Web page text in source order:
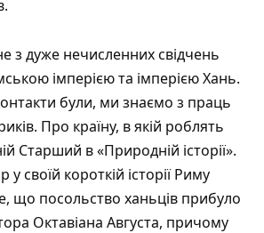
з дуже нечисленних свідчень
імперією та імперією Хань.
були, ми знаємо з праць
Про країну, в якій роблять
Старший в «Природній історії».
своїй короткій історії Риму
що посольство ханьців прибуло
Октавіана Августа, причому